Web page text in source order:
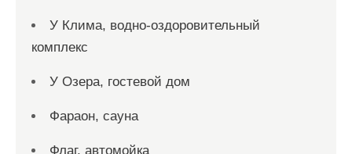
У Клима, водно-оздоровительный
комплекс
У Озера, гостевой дом
Фараон, сауна
Флаг, автомойка